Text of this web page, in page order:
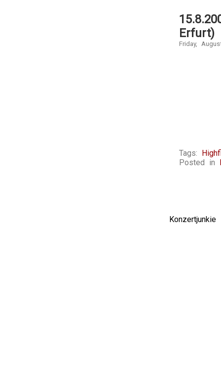
Erfurt)
Friday,
Tags:
Posted in